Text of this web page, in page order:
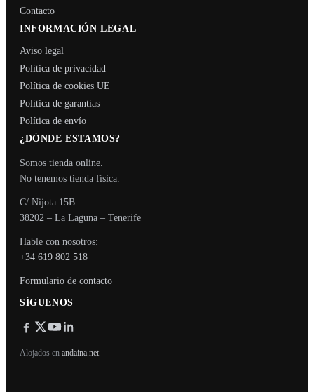
Contacto
INFORMACIÓN LEGAL
Aviso legal
Política de privacidad
Política de cookies UE
Política de garantías
Política de envío
¿DÓNDE ESTAMOS?
Somos tienda online.
No tenemos tienda física.
C/ Nijota 15B
38202 – La Laguna – Tenerife
Hable con nosotros:
+34 619 802 518
Formulario de contacto
SÍGUENOS
Alojados en andaina.net